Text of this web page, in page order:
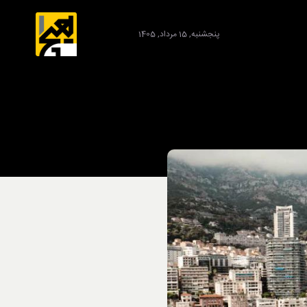
برند
پنجشنبه, 15 مرداد, 1405